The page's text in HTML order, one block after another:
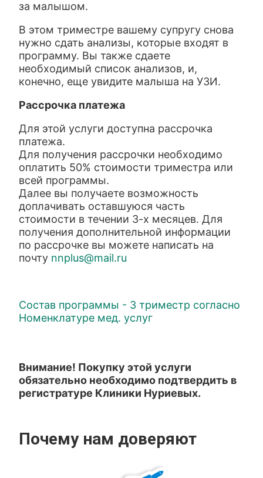
за малышом.
В этом триместре вашему супругу снова
нужно сдать анализы, которые входят в
программу. Вы также сдаете
необходимый список анализов, и,
конечно, еще увидите малыша на УЗИ.
Рассрочка платежа
Для этой услуги доступна рассрочка
платежа.
Для получения рассрочки необходимо
оплатить 50% стоимости триместра или
всей программы.
Далее вы получаете возможность
доплачивать оставшуюся часть
стоимости в течении 3-х месяцев. Для
получения дополнительной информации
по рассрочке вы можете написать на
почту nnplus@mail.ru
Состав программы - 3 триместр согласно
Номенклатуре мед. услуг
Внимание! Покупку этой услуги
обязательно необходимо подтвердить в
регистратуре Клиники Нуриевых.
Почему нам доверяют